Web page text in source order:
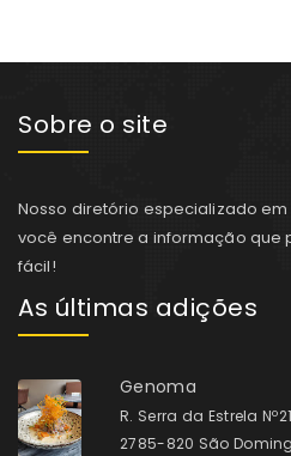
Sobre o site
Nosso diretório especializado
você encontre a informação que
fácil!
As últimas adições
Genoma
R. Serra da Estrela
2785-820 São